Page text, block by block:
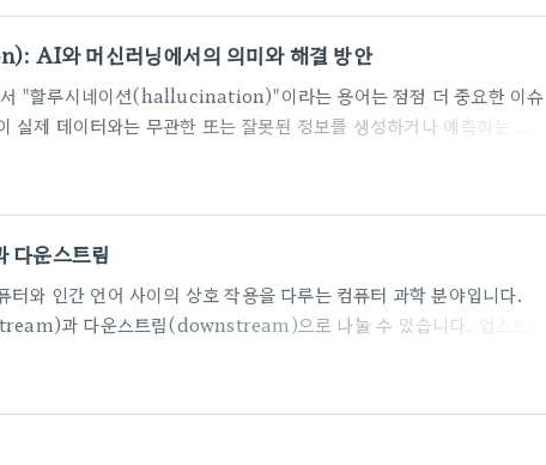
메인 특화 학습BiomedLM은 연구 논문, 임상 시험 데이터, 의료 기
기반으로 학습됩니다. 이를 통해 복잡한 의학 용어와 약어, 전문 용어
AI와 머신러닝에서의 의미와 해결 방안
"할루시네이션(hallucination)"이라는 용어는 점점 더 중요한 이슈
실제 데이터와는 무관한 또는 잘못된 정보를 생성하거나 예측하는 현
란 무엇인가?AI 할루시네이션은 주로 생성 모델
문제로, 모델이 훈련된 데이터 범위 밖의 내용을 만들어내는 현상입
, 음성 생성 등 다양한 분야에서 나타날 수 있습니다. 예시텍스트 생
다운스트림
와 인간 언어 사이의 상호 작용을 다루는 컴퓨터 과학 분야입니다.
과 다운스트림(downstream)으로 나눌 수 있습니다. 업스트
스트림 업스트림은 NLP의 토대를 이루는 기술들을 연구하는 분야입
니다. 2.1 형태소 분석 단어를 기본 구성 요소인 형태소로 분해하는 기
석은 어간과 조사를 분리하는 작업을 포함합니다. 형태소 분석은 품사